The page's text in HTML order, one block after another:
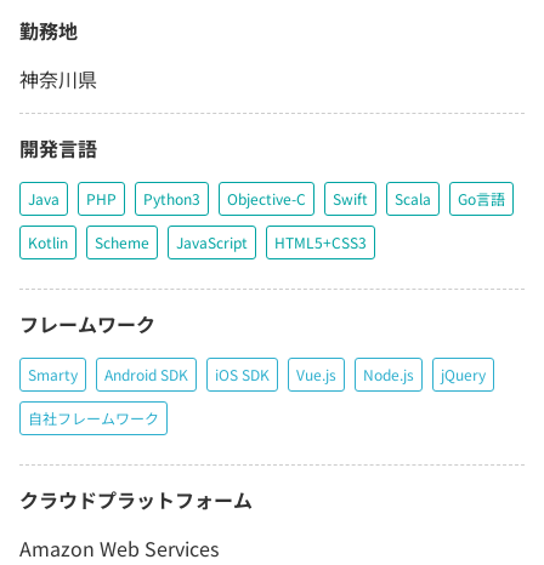
勤務地
神奈川県
開発言語
Java PHP Python3 Objective-C Swift Scala Go言語
Kotlin Scheme JavaScript HTML5+CSS3
フレームワーク
Smarty Android SDK iOS SDK Vue.js Node.js jQuery
自社フレームワーク
クラウドプラットフォーム
Amazon Web Services